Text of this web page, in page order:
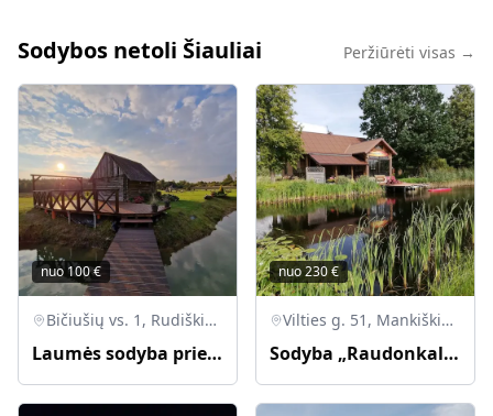
Sodybos netoli Šiauliai Peržiūrėti visas →
nuo100€
Bičiušių vs. 1, Rudiškių sen., Joniškio r.
Laumės sodyba prie Mūšos tyrelio
nuo230€
Vilties g. 51, Mankiškių k., Radviliškio r.
Sodyba „Raudonkalnis“